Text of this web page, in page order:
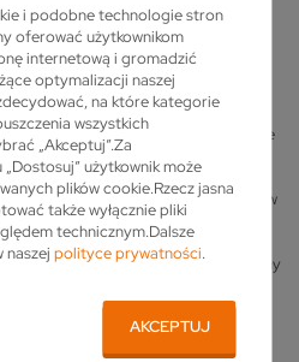
i podobne technologie stron
oferować użytkownikom
internetową i gromadzić
optymalizacji naszej
na które kategorie
wszystkich
„Akceptuj”.Za
użytkownik może
plików cookie.Rzecz jasna
także wyłącznie pliki
technicznym.Dalsze
naszejpolityce prywatności.
AKCEPTUJ
03-15
Sangyo z Tokio zaopatruje
rakiety oraz pociągi w istotne
Narzędzia kształtowe służą
lub odlewów. Do obróbki
wykorzystuje narzędzia z węglików
takie jak frezy, wiertła czy
narzędzi do obróbki
szlifierkę <link>VGrind firmy
w rozwiązania automatyzacyjne, co
obrabiać swoje narzędzia z
stop.